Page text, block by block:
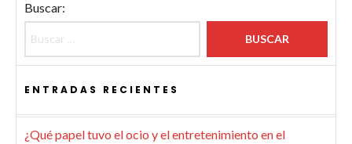
Buscar:
ENTRADAS RECIENTES
¿Qué papel tuvo el ocio y el entretenimiento en el